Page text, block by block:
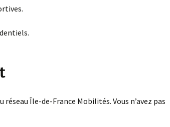
Île-de-France Mobilités. Vous n’avez pas